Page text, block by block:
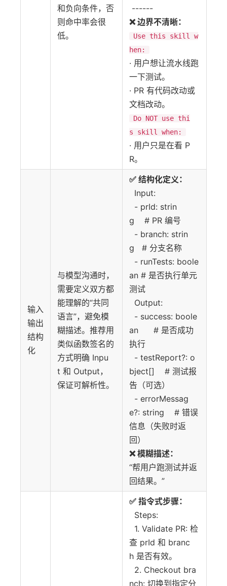
和负向条件，否
则命中率会很
低。
------
❌ 边界不清晰：
Use this skill w
hen:
· 用户想让流水线跑
一下测试。
· PR 有代码改动或
文档改动。
Do NOT use thi
s skill when:
· 用户只是在看 P
R。
输入
输出
结构
化
与模型沟通时，
需要定义双方都
能理解的“共同
语言”，避免模
糊描述。推荐用
类似函数签名的
方式明确 Inpu
t 和 Output，
保证可解析性。
✅ 结构化定义：
Input:
- prId: strin
g # PR 编号
- branch: strin
g # 分支名称
- runTests: boole
an # 是否执行单元
测试
Output:
- success: boole
an # 是否成功
执行
- testReport?: o
bject[] # 测试报
告（可选）
- errorMessag
e?: string # 错误
信息（失败时返
回）
❌ 模糊描述：
“帮用户跑测试并返
回结果。”
✅ 指令式步骤：
Steps:
1. Validate PR: 检
查 prId 和 branc
h 是否有效。
2. Checkout bra
nch: 切换到指定分